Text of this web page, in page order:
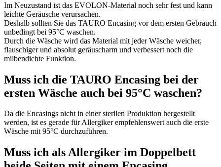
Im Neuzustand ist das EVOLON-Material noch sehr fest und kann
leichte Geräusche verursachen.
Deshalb sollten Sie das TAURO Encasing vor dem ersten Gebrauch
unbedingt bei 95°C waschen.
Durch die Wäsche wird das Material mit jeder Wäsche weicher,
flauschiger und absolut geräuscharm und verbessert noch die
milbendichte Funktion.
Muss ich die TAURO Encasing bei der
ersten Wäsche auch bei 95°C waschen?
Da die Encasings nicht in einer sterilen Produktion hergestellt
werden, ist es gerade für Allergiker empfehlenswert auch die erste
Wäsche mit 95°C durchzuführen.
Muss ich als Allergiker im Doppelbett